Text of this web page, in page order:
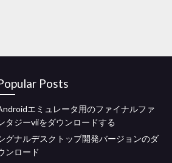
Posts
エミュレータ用のファイナルファ
タジーviiをダウンロードする
グナルデスクトップ開発バージョンのダ
ンロード